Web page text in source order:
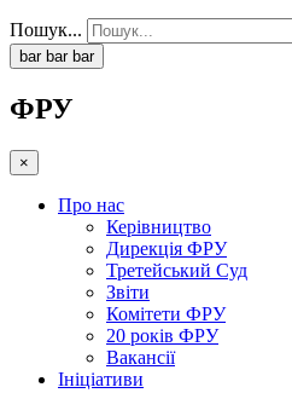
Пошук...
bar bar bar
ФРУ
×
Про нас
Керівництво
Дирекція ФРУ
Третейський Суд
Звіти
Комітети ФРУ
20 років ФРУ
Вакансії
Ініціативи